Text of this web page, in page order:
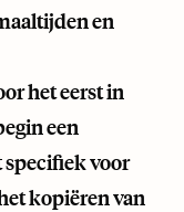
en
het eerst in
een
voor
kopiëren van